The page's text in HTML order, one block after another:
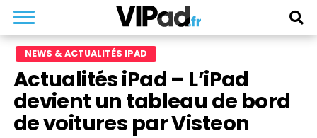
NEWS & ACTUALITÉS IPAD
Actualités iPad – L’iPad
devient un tableau de bord
de voitures par Visteon